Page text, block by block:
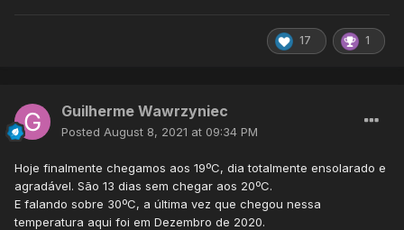
17 1
Guilherme Wawrzyniec
Posted August 8, 2021 at 09:34 PM
Hoje finalmente chegamos aos 19ºC, dia totalmente ensolarado e
agradável. São 13 dias sem chegar aos 20ºC.
E falando sobre 30ºC, a última vez que chegou nessa
temperatura aqui foi em Dezembro de 2020.